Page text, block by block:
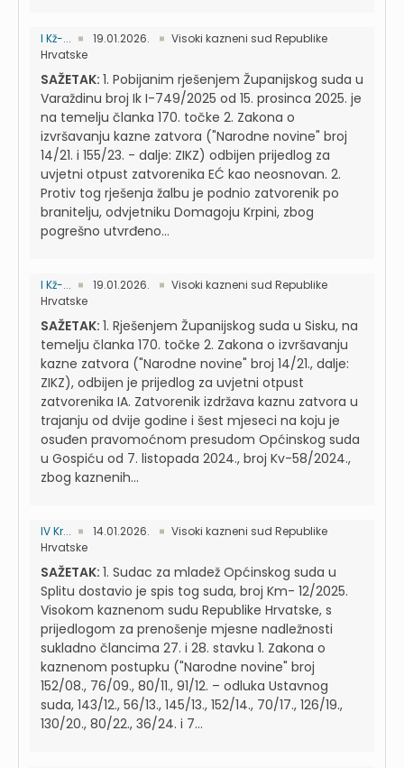
I Kž-... 19.01.2026.
Visoki kazneni sud Republike
Hrvatske
SAŽETAK: 1. Pobijanim rješenjem Županijskog suda u
Varaždinu broj Ik I-749/2025 od 15. prosinca 2025. je
na temelju članka 170. točke 2. Zakona o
izvršavanju kazne zatvora ("Narodne novine" broj
14/21. i 155/23. - dalje: ZIKZ) odbijen prijedlog za
uvjetni otpust zatvorenika EĆ kao neosnovan. 2.
Protiv tog rješenja žalbu je podnio zatvorenik po
branitelju, odvjetniku Domagoju Krpini, zbog
pogrešno utvrđeno...
I Kž-... 19.01.2026.
Visoki kazneni sud Republike
Hrvatske
SAŽETAK: 1. Rješenjem Županijskog suda u Sisku, na
temelju članka 170. točke 2. Zakona o izvršavanju
kazne zatvora ("Narodne novine" broj 14/21., dalje:
ZIKZ), odbijen je prijedlog za uvjetni otpust
zatvorenika IA. Zatvorenik izdržava kaznu zatvora u
trajanju od dvije godine i šest mjeseci na koju je
osuđen pravomoćnom presudom Općinskog suda
u Gospiću od 7. listopada 2024., broj Kv-58/2024.,
zbog kaznenih...
IV Kr... 14.01.2026.
Visoki kazneni sud Republike
Hrvatske
SAŽETAK: 1. Sudac za mladež Općinskog suda u
Splitu dostavio je spis tog suda, broj Km- 12/2025.
Visokom kaznenom sudu Republike Hrvatske, s
prijedlogom za prenošenje mjesne nadležnosti
sukladno člancima 27. i 28. stavku 1. Zakona o
kaznenom postupku ("Narodne novine" broj
152/08., 76/09., 80/11., 91/12. – odluka Ustavnog
suda, 143/12., 56/13., 145/13., 152/14., 70/17., 126/19.,
130/20., 80/22., 36/24. i 7...